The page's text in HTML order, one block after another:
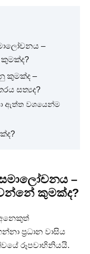
–
කුමක්ද –
සත්‍යද?
ඇත්ත වශයෙන්ම
සමාලෝචනය –
කුමක්ද?
ප්‍රධාන වාසිය
රූපවාහිනියයි.